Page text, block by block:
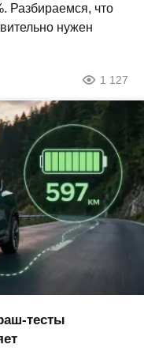
Разбираемся, что
нужен
1 127
тесты